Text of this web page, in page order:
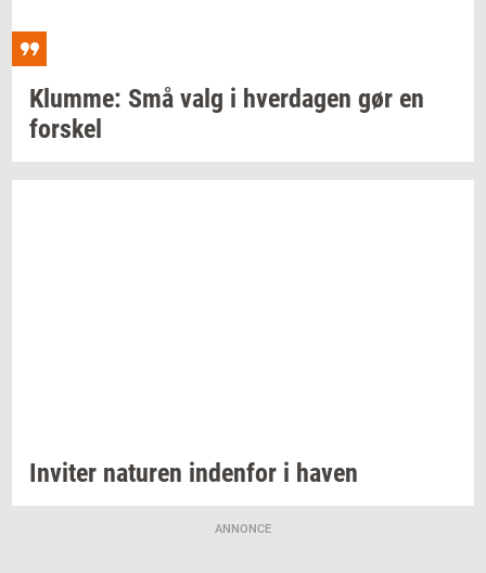
Klum­me: Små valg i hver­da­gen gør en
for­skel
In­vi­ter na­tu­ren in­den­for i haven
ANNONCE